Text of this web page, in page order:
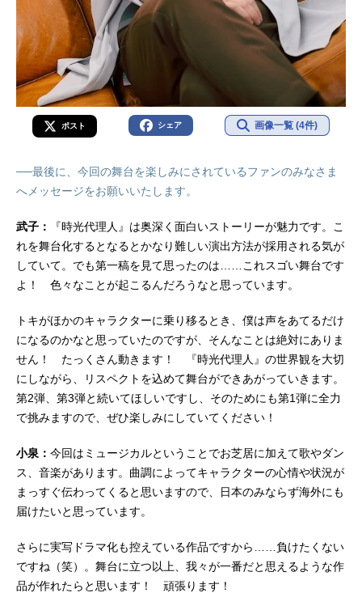
ポスト シェア 画像一覧 (4件)
──最後に、今回の舞台を楽しみにされているファンのみなさま
へメッセージをお願いいたします。
武子：
『時光代理人』は奥深く面白いストーリーが魅力です。こ
れを舞台化するとなるとかなり難しい演出方法が採用される気が
していて。でも第一稿を見て思ったのは……これスゴい舞台です
よ！ 色々なことが起こるんだろうなと思っています。
トキがほかのキャラクターに乗り移るとき、僕は声をあてるだけ
になるのかなと思っていたのですが、そんなことは絶対にありま
せん！ たっくさん動きます！ 『時光代理人』の世界観を大切
にしながら、リスペクトを込めて舞台ができあがっていきます。
第2弾、第3弾と続いてほしいですし、そのためにも第1弾に全力
で挑みますので、ぜひ楽しみにしていてください！
小泉： 今回はミュージカルということでお芝居に加えて歌やダン
ス、音楽があります。曲調によってキャラクターの心情や状況が
まっすぐ伝わってくると思いますので、日本のみならず海外にも
届けたいと思っています。
さらに実写ドラマ化も控えている作品ですから……負けたくない
ですね（笑）。舞台に立つ以上、我々が一番だと思えるような作
品が作れたらと思います！ 頑張ります！